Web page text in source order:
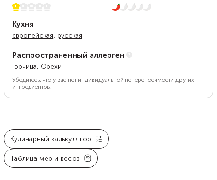
1 из 5
1 из 5
Кухня
европейская, русская
Распространенный аллерген
Горчица, Орехи
Убедитесь, что у вас нет индивидуальной непереносимости других
ингредиентов.
Кулинарный калькулятор
Таблица мер и весов